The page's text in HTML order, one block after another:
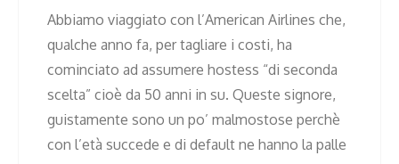
Abbiamo viaggiato con l’American Airlines che,
qualche anno fa, per tagliare i costi, ha
cominciato ad assumere hostess “di seconda
scelta” cioè da 50 anni in su. Queste signore,
guistamente sono un po’ malmostose perchè
con l’età succede e di default ne hanno la palle